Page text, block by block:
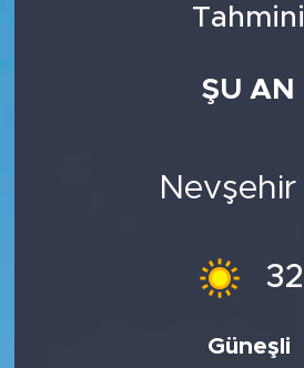
Tahmini
ŞU AN
Nevşehir
32
Güneşli
BİLİM-TEKNOLOJİ
Tüm Manşetler
Son Dakika Haberleri